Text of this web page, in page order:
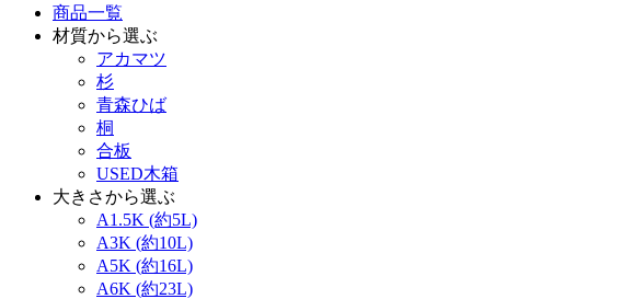
商品一覧
材質から選ぶ
アカマツ
杉
青森ひば
桐
合板
USED木箱
大きさから選ぶ
A1.5K (約5L)
A3K (約10L)
A5K (約16L)
A6K (約23L)